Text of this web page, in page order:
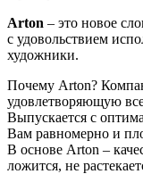
Arton – это новое
с удовольствием
художники.
Почему Arton?
удовлетворяющую
Выпускается с
Вам равномерно и
В основе Arton –
ложится, не